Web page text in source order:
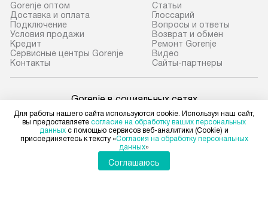
Gorenje оптом
Доставка и оплата
Подключение
Условия продажи
Кредит
Сервисные центры Gorenje
Контакты
Cтатьи
Глоссарий
Вопросы и ответы
Возврат и обмен
Ремонт Gorenje
Видео
Сайты-партнеры
Gorenje в социальных сетях
Для физических лиц
shop@gorenje-ru.ru
Для юридических лиц
Для работы нашего сайта используются cookie. Используя наш сайт,
вы предоставляете согласие на обработку ваших персональных
данных с помощью сервисов веб-аналитики (Cookie) и
присоединяетесь к тексту «Согласия на обработку персональных
данных»
Соглашаюсь